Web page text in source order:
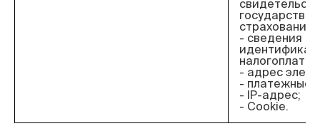
страхования;
- сведения об
- адрес
- платежные
- IP-адрес;
- Cookie.